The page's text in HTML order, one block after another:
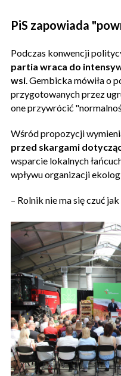
PiS zapowiada
Podczas konwencji
partia wraca do
wsi. Gembicka mówiła o
przygotowanych przez
one przywrócić
Wśród propozycji
przed skargami
wsparcie lokalnych
wpływu organizacji
– Rolnik nie ma się czuć